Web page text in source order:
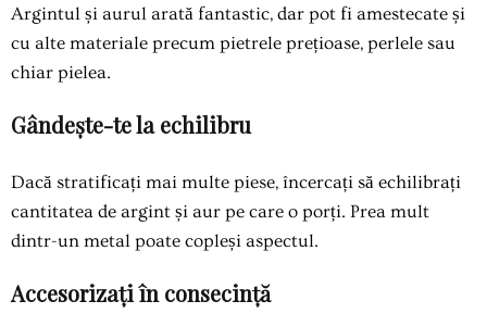
Argintul și aurul arată fantastic, dar pot fi amestecate și
cu alte materiale precum pietrele prețioase, perlele sau
chiar pielea.
Gândește-te la echilibru
Dacă stratificați mai multe piese, încercați să echilibrați
cantitatea de argint și aur pe care o porți. Prea mult
dintr-un metal poate copleși aspectul.
Accesorizați în consecință